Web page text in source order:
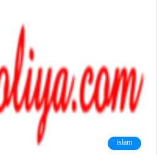
islam